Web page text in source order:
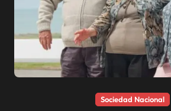
Sociedad Nacional